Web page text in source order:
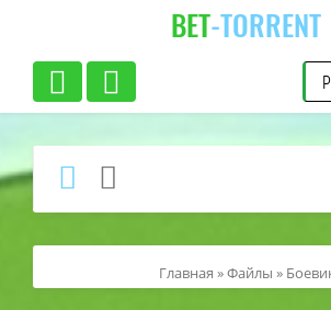
BET-TORRENT
Главная »Файлы »